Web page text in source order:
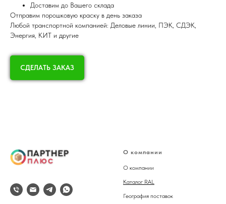
Доставим до Вашего склада
Отправим порошковую краску в день заказа
Любой транспортной компанией: Деловые линии, ПЭК, СДЭК,
Энергия, КИТ и другие
СДЕЛАТЬ ЗАКАЗ
О компании
О компании
Каталог RAL
География поставок